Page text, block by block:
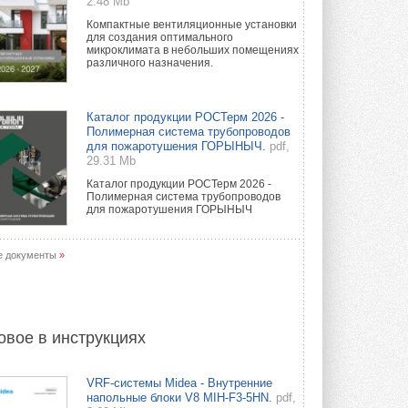
Компактные вентиляционные установки
для создания оптимального
микроклимата в небольших помещениях
различного назначения.
Каталог продукции РОСТерм 2026 -
Полимерная система трубопроводов
для пожаротушения ГОРЫНЫЧ.
pdf,
29.31 Mb
Каталог продукции РОСТерм 2026 -
Полимерная система трубопроводов
для пожаротушения ГОРЫНЫЧ
документы »
в инструкциях
VRF-системы Midea - Внутренние
напольные блоки V8 MIH-F3-5HN. pdf,